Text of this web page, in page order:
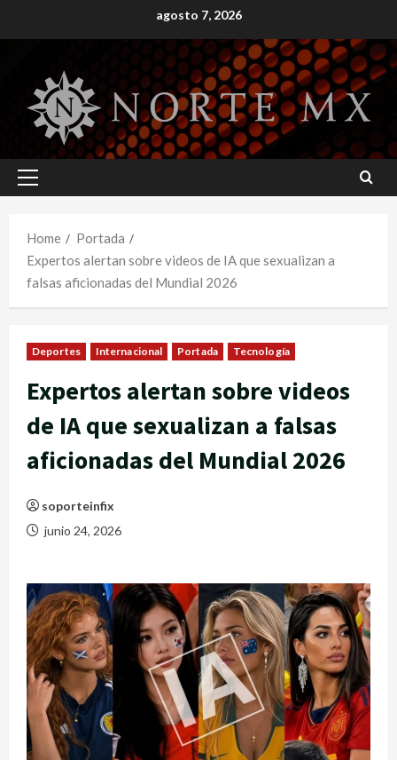
to
agosto 7, 2026
Primary
Home
Portada
Expertos alertan sobre videos de IA que sexualizan a
falsas aficionadas del Mundial 2026
Deportes Internacional Portada Tecnología
Expertos alertan sobre videos
de IA que sexualizan a falsas
aficionadas del Mundial 2026
soporteinfix
junio 24, 2026